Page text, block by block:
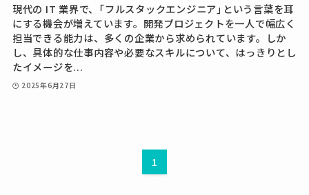
現代の IT 業界で、「フルスタックエンジニア」という言葉を耳
にする機会が増えています。開発プロジェクトを一人で幅広く
担当できる能力は、多くの企業から求められています。しか
し、具体的な仕事内容や必要なスキルについて、はっきりとし
たイメージを...
2025年6月27日
1